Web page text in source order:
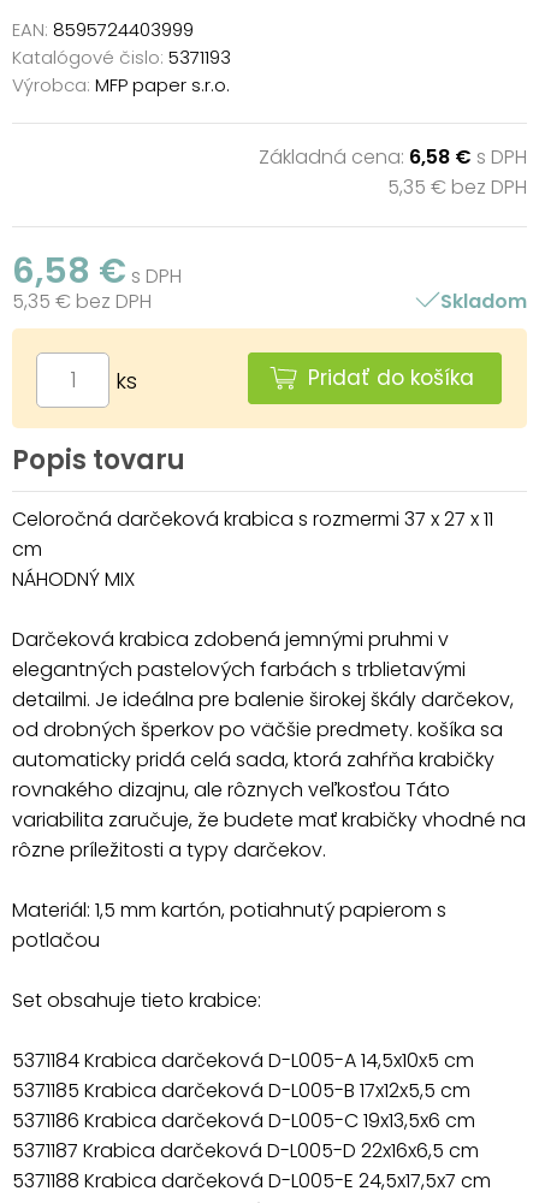
EAN: 8595724403999
Katalógové čislo: 5371193
Výrobca: MFP paper s.r.o.
Základná cena: 6,58 € s DPH
5,35 € bez DPH
6,58 € s DPH
5,35 € bez DPH
Skladom
ks Pridať do košíka
Popis tovaru
Celoročná darčeková krabica s rozmermi 37 x 27 x 11
cm
NÁHODNÝ MIX
Darčeková krabica zdobená jemnými pruhmi v
elegantných pastelových farbách s trblietavými
detailmi. Je ideálna pre balenie širokej škály darčekov,
od drobných šperkov po väčšie predmety. košíka sa
automaticky pridá celá sada, ktorá zahŕňa krabičky
rovnakého dizajnu, ale rôznych veľkosťou Táto
variabilita zaručuje, že budete mať krabičky vhodné na
rôzne príležitosti a typy darčekov.
Materiál: 1,5 mm kartón, potiahnutý papierom s
potlačou
Set obsahuje tieto krabice:
5371184 Krabica darčeková D-L005-A 14,5x10x5 cm
5371185 Krabica darčeková D-L005-B 17x12x5,5 cm
5371186 Krabica darčeková D-L005-C 19x13,5x6 cm
5371187 Krabica darčeková D-L005-D 22x16x6,5 cm
5371188 Krabica darčeková D-L005-E 24,5x17,5x7 cm